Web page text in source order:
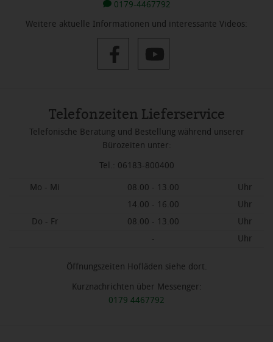
0179-4467792
Weitere aktuelle Informationen und interessante Videos:
Telefonzeiten Lieferservice
Telefonische Beratung und Bestellung während unserer
Bürozeiten unter:
Tel.: 06183-800400
Mo - Mi 08.00 - 13.00
Uhr
14.00 - 16.00
Uhr
Do - Fr
08.00 - 13.00
Uhr
-
Uhr
Öffnungszeiten Hofläden siehe dort.
Kurznachrichten über Messenger:
0179 4467792